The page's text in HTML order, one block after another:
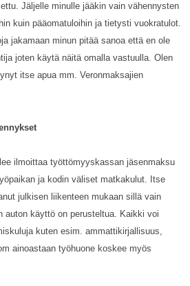
Jäljelle minulle jääkin vain vähennysten
kuin pääomatuloihin ja tietysti vuokratulot.
jakamaan minun pitää sanoa että en ole
joten käytä näitä omalla vastuulla. Olen
itse apua mm. Veronmaksajien
ilmoittaa työttömyyskassan jäsenmaksu
ja kodin väliset matkakulut. Itse
julkisen liikenteen mukaan sillä vain
auton käyttö on perusteltua. Kaikki voi
kuten esim. ammattikirjallisuus,
ainoastaan työhuone koskee myös